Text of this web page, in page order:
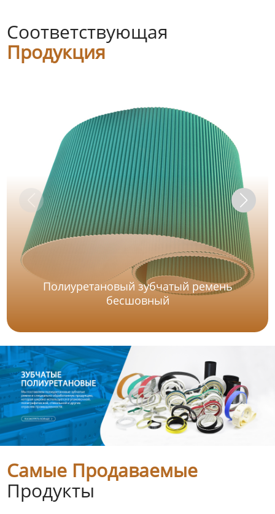
Соответствующая
Продукция
Полиуретановый зубчатый ремень
бесшовный
Самые Продаваемые
Продукты